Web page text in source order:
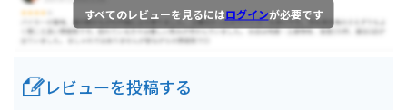
すべてのレビューを見るにはログインが必要です
レビューを投稿する